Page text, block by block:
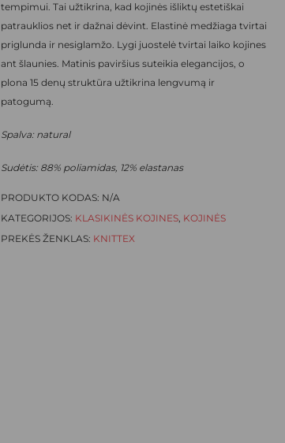
tempimui. Tai užtikrina, kad kojinės išliktų estetiškai
patrauklios net ir dažnai dėvint. Elastinė medžiaga tvirtai
priglunda ir nesiglamžo. Lygi juostelė tvirtai laiko kojines
ant šlaunies. Matinis paviršius suteikia elegancijos, o
plona 15 denų struktūra užtikrina lengvumą ir
patogumą.
Spalva: natural
Sudėtis: 88% poliamidas, 12% elastanas
PRODUKTO KODAS: N/A
KATEGORIJOS: KLASIKINĖS KOJINES, KOJINĖS
PREKĖS ŽENKLAS: KNITTEX